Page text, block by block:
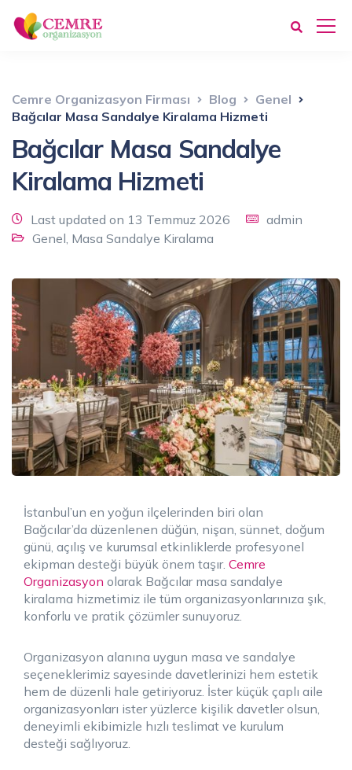
Cemre Organizasyon Firması Blog
Genel
Bağcılar Masa Sandalye Kiralama Hizmeti
Bağcılar Masa Sandalye
Kiralama Hizmeti
Last updated on 13 Temmuz 2026
admin
Genel, Masa Sandalye Kiralama
İstanbul’un en yoğun ilçelerinden biri olan
Bağcılar’da düzenlenen düğün, nişan, sünnet, doğum
günü, açılış ve kurumsal etkinliklerde profesyonel
ekipman desteği büyük önem taşır. Cemre
Organizasyon olarak Bağcılar masa sandalye
kiralama hizmetimiz ile tüm organizasyonlarınıza şık,
konforlu ve pratik çözümler sunuyoruz.
Organizasyon alanına uygun masa ve sandalye
seçeneklerimiz sayesinde davetlerinizi hem estetik
hem de düzenli hale getiriyoruz. İster küçük çaplı aile
organizasyonları ister yüzlerce kişilik davetler olsun,
deneyimli ekibimizle hızlı teslimat ve kurulum
desteği sağlıyoruz.